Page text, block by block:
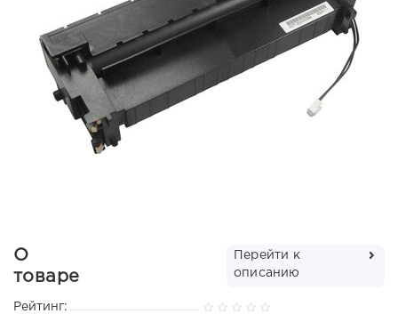
О
товаре
Перейти к
описанию
Рейтинг: